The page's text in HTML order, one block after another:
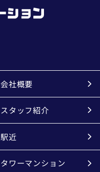
会社概要
スタッフ紹介
駅近
タワーマンション